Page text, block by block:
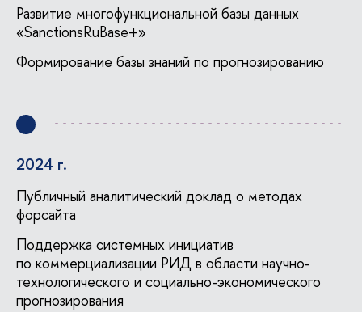
Развитие многофункциональной базы данных
«SanctionsRuBase+»
Формирование базы знаний по прогнозированию
2024 г.
Публичный аналитический доклад о методах
форсайта
Поддержка системных инициати
по коммерциализации РИД в области научно-
технологического и социально-экономического
прогнозирования